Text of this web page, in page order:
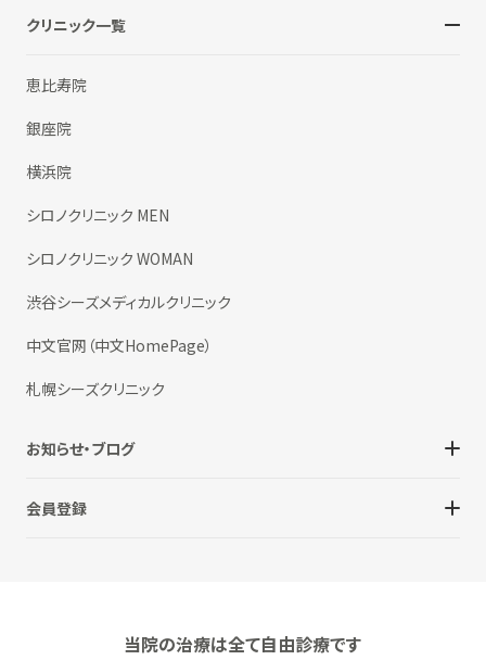
クリニック一覧
恵比寿院
銀座院
横浜院
シロノクリニック MEN
シロノクリニック WOMAN
渋谷シーズメディカルクリニック
中文官网（中文HomePage）
札幌シーズクリニック
お知らせ・ブログ
会員登録
当院の治療は全て自由診療です